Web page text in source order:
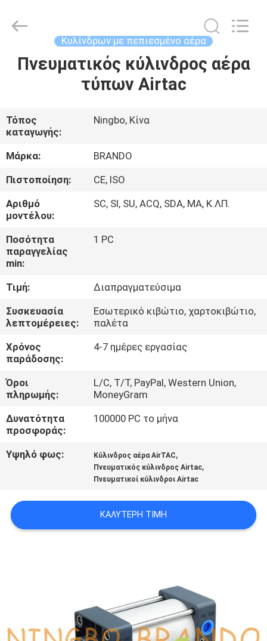
ΣΠΊΤΙ
ΣΧΕΤΙΚΆ
ΜΕ
ΕΜΆΣ
ΕΠΙΣΚΈΨΕΙΣ
ΣΤΟ
ΕΡΓΟΣΤΆΣΙΟ
ΈΛΕΓΧΟΣ
ΠΟΙΌΤΗΤΑΣ
ΕΠΙΚΟΙΝΩΝΉΣΤΕ
ΜΑΖΊ
ΜΑΣ
ΖΗΤΉΣΤΕ
ΜΙΑ
COMPANY
NEWS
ΠΟΛΙΤΙΚΉ
ΑΠΟΡΡΉΤΟΥ
Reserved.
Κυλίνδρων με πεπιεσμένο αέρα
Πνευματικός κύλινδρος αέρα
τύπων Airtac
Τόπος
καταγωγής:
Ningbo, Κίνα
Μάρκα:
BRANDO
Πιστοποίηση:
CE, ISO
Αριθμό
μοντέλου:
SC, SI, SU, ACQ, SDA, ΜΑ, Κ.ΛΠ.
Ποσότητα
παραγγελίας
min:
1 PC
Τιμή:
Διαπραγματεύσιμα
Συσκευασία
λεπτομέρειες:
Εσωτερικό κιβώτιο, χαρτοκιβώτιο,
παλέτα
Χρόνος
παράδοσης:
4-7 ημέρες εργασίας
Όροι
πληρωμής:
L/C, T/T, PayPal, Western Union,
MoneyGram
Δυνατότητα
προσφοράς:
100000 PC το μήνα
Υψηλό φως: Κύλινδρος αέρα AirTAC,
Πνευματικός κύλινδρος Airtac,
Πνευματικοί κύλινδροι Airtac
ΚΑΛΎΤΕΡΗ ΤΙΜΉ